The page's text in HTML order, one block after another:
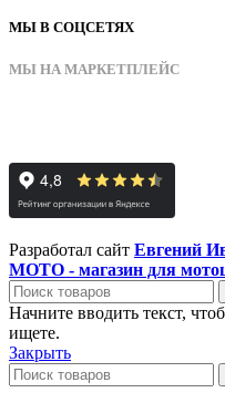
МЫ В СОЦСЕТЯХ
МЫ НА МАРКЕТПЛЕЙС
Разработал сайт Евгений
МОТО - магазин для
Начните вводить текст,
ищете.
Закрыть